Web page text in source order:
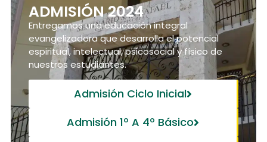
ADMISIÓN 2024
Entregamos una educación integral
evangelizadora que desarrolla el potencial
espiritual, intelectual, psicosocial y físico de
nuestros estudiantes.
Admisión Ciclo Inicial
Admisión 1º A 4º Básico